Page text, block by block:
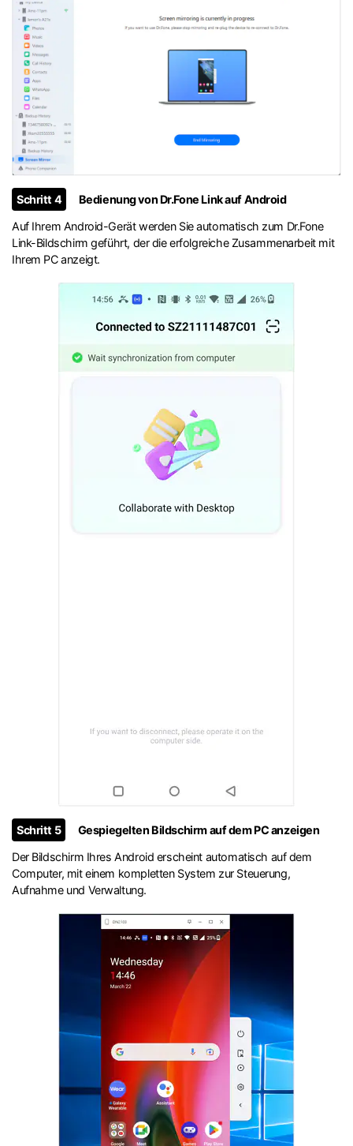
Schritt 4
Bedienung von Dr.Fone Link auf Android
Auf Ihrem Android-Gerät werden Sie automatisch zum Dr.Fone
Link-Bildschirm geführt, der die erfolgreiche Zusammenarbeit mit
Ihrem PC anzeigt.
Schritt 5
Gespiegelten Bildschirm auf dem PC anzeigen
Der Bildschirm Ihres Android erscheint automatisch auf dem
Computer, mit einem kompletten System zur Steuerung,
Aufnahme und Verwaltung.